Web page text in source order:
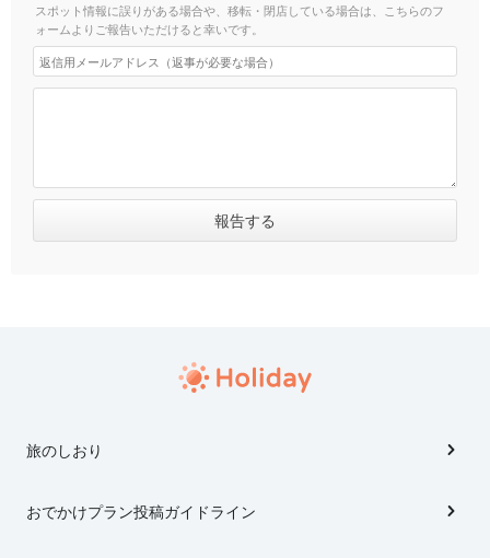
スポット情報に誤りがある場合や、移転・閉店している場合は、こちらのフ
ォームよりご報告いただけると幸いです。
旅のしおり
おでかけプラン投稿ガイドライン